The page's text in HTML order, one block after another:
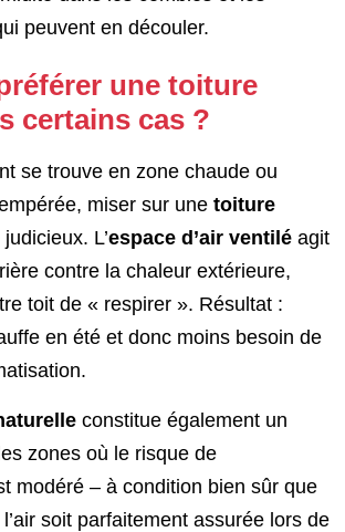
peuvent en découler.
une toiture
certains cas ?
se trouve en zone chaude ou
miser sur une toiture
L’espace d’air ventilé agit
contre la chaleur extérieure,
toit de « respirer ». Résultat :
en été et donc moins besoin de
constitue également un
zones où le risque de
modéré – à condition bien sûr que
soit parfaitement assurée lors de